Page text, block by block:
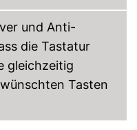
und Anti-
die Tastatur
gleichzeitig
Tasten